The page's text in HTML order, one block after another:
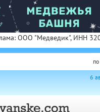
ООО "Медведик", ИНН
6